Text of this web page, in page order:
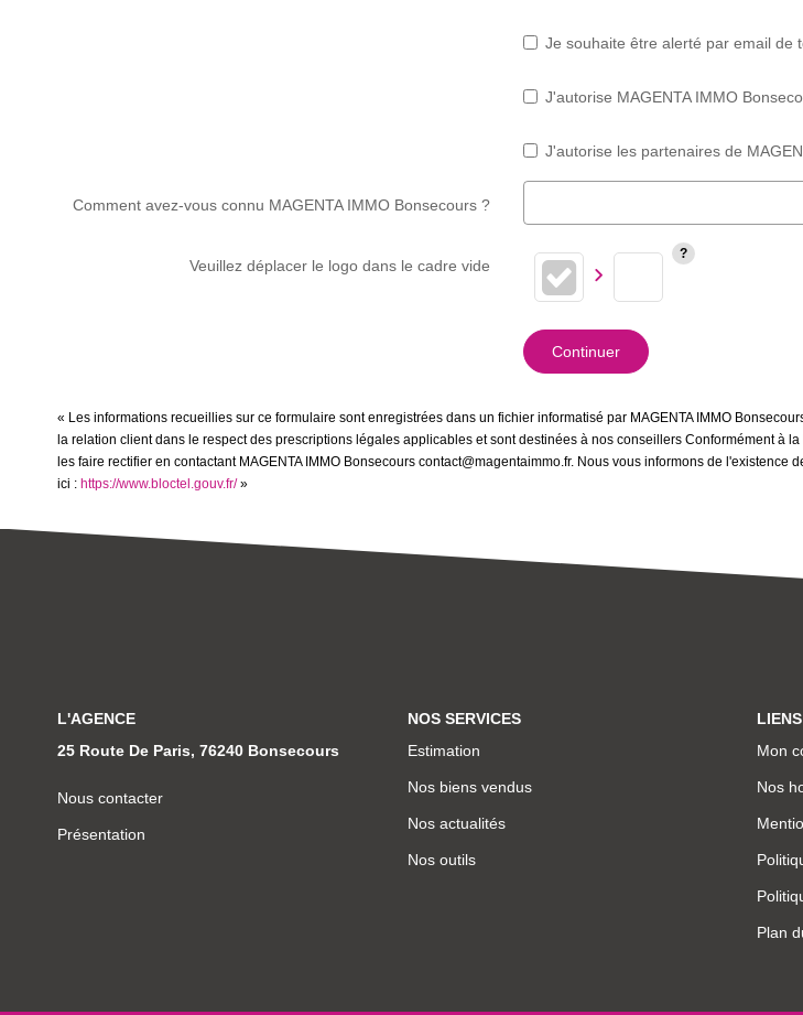
Je souhaite être alerté par email de
J'autorise MAGENTA IMMO
J'autorise les partenaires de
Comment avez-vous connu MAGENTA IMMO Bonsecours ?
Veuillez déplacer le logo dans le cadre vide
Continuer
« Les informations recueillies sur ce formulaire sont enregistrées dans un fichier informatisé par MAGENTA IMMO
la relation client dans le respect des prescriptions légales applicables et sont destinées à nos conseillers Conformément à
les faire rectifier en contactant MAGENTA IMMO Bonsecours contact@magentaimmo.fr. Nous vous informons de
ici : https://www.bloctel.gouv.fr/»
L'AGENCE
25 Route De Paris, 76240 Bonsecours
Nous contacter
Présentation
NOS SERVICES
Estimation
Nos biens vendus
Nos actualités
Nos outils
Mon
Nos
Plan